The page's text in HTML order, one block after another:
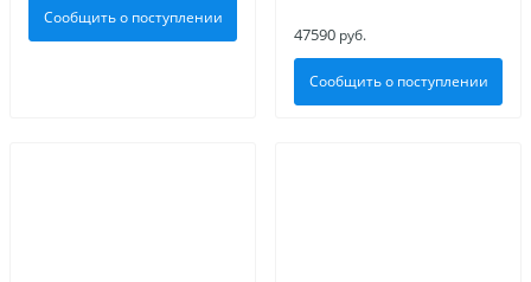
Сообщить о поступлении
47590 руб.
Сообщить о поступлении